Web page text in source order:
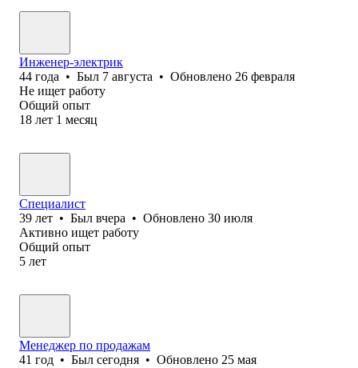
Инженер-электрик
44 года • Был 7 августа • Обновлено 26 февраля
Не ищет работу
Общий опыт
18 лет 1 месяц
Специалист
39 лет • Был вчера • Обновлено 30 июля
Активно ищет работу
Общий опыт
5 лет
Менеджер по продажам
41 год • Был сегодня • Обновлено 25 мая